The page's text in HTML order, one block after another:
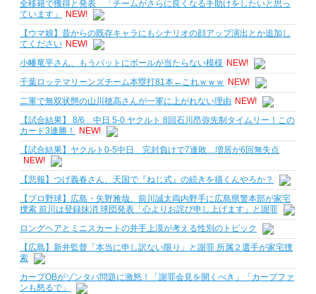
全移籍で獲得と発表 「チームがさらに良くなる手助けをしたいと思っ
ています」
NEW!
【ウマ娘】昔からの既存キャラにもシナリオの顔アップ演出とか追加し
てください NEW!
小幡竜平さん、もうバットにボールが当たらない模様 NEW!
千葉ロッテマリーンズチーム本塁打81本←これｗｗｗ
NEW!
二軍で無双状態の山川穂高さんが一軍に上がれない理由 NEW!
【試合結果】 8/6 中日 5-0 ヤクルト 8回石川昂弥先制タイムリー！この
カード3連勝！
NEW!
【試合結果】ヤクルト0-5中日 完封負けで7連敗…増居が6回無失点
NEW!
【悲報】つげ義春さん、天国で『ねじ式』の続きを描くんやろか？
【プロ野球】広島・矢野雅哉、前川誠太両内野手に広島県警本部が家宅
捜索 前川は登録抹消 球団発表「心よりお詫び申し上げます」と謝罪
ロングヘアとミニスカートの井手上漠が考える性別のトピック
【広島】新井監督「本当に申し訳ない限り」と謝罪 所属２選手が家宅捜
索
カープOBがゾンタバ問題に激怒！「謝罪会見を開くべき」「カープファ
ンも怒るで」